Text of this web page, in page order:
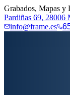
Grabados, Mapas y
Pardiñas 69, 28006
info@frame.es